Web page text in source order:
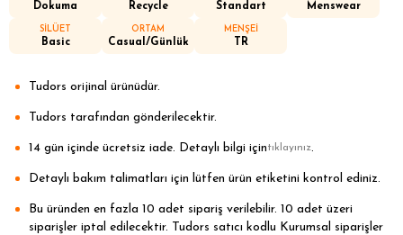
Dokuma Recycle Standart Menswear
SİLÜET
Basic
ORTAM
Casual/Günlük
MENŞEİ
TR
Tudors orijinal ürünüdür.
Tudors tarafından gönderilecektir.
14 gün içinde ücretsiz iade. Detaylı bilgi içintıklayınız.
Detaylı bakım talimatları için lütfen ürün etiketini kontrol ediniz.
Bu üründen en fazla 10 adet sipariş verilebilir. 10 adet üzeri
siparişler iptal edilecektir. Tudors satıcı kodlu Kurumsal siparişler